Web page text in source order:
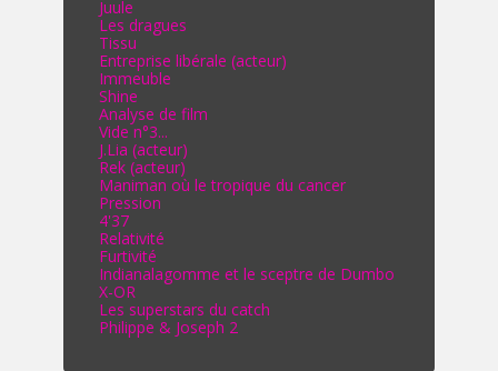
Juule
Les dragues
Tissu
Entreprise libérale (acteur)
Immeuble
Shine
Analyse de film
Vide n°3...
J.Lia (acteur)
Rek (acteur)
Maniman où le tropique du cancer
Pression
4'37
Relativité
Furtivité
Indianalagomme et le sceptre de Dumbo
X-OR
Les superstars du catch
Philippe & Joseph 2